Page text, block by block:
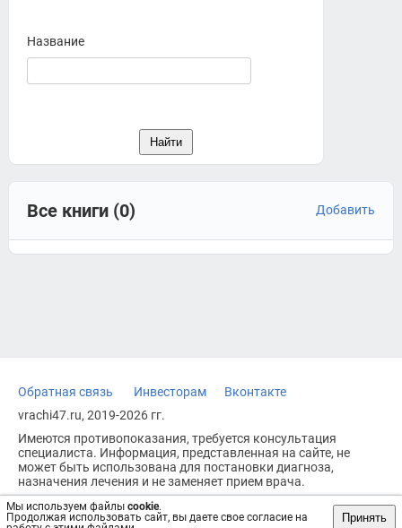
Мы используем файлы cookie.
Продолжая использовать сайт, вы даете свое согласие на
Принять
Название
Все книги (0) Добавить
Обратная связь Инвесторам
Вконтакте
vrachi47.ru, 2019-2026 гг.
Имеются противопоказания, требуется консультация
специалиста. Информация, представленная на сайте, не
может быть использована для постановки диагноза,
назначения лечения и не заменяет прием врача.
Возрастное ограничение: 18+